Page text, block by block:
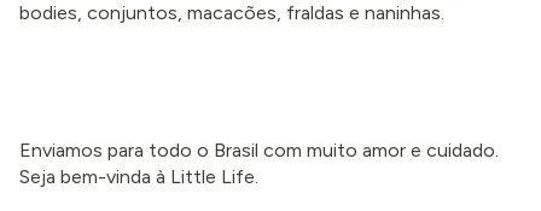
bodies, conjuntos, macacões, fraldas e naninhas.
Enviamos para todo o Brasil com muito amor e cuidado.
Seja bem-vinda à Little Life.